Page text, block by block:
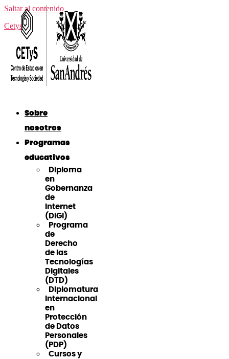
Saltar al contenido
Cetys
Sobre
nosotros
Programas
educativos
Diploma
en
Gobernanza
de
Internet
(DiGI)
Programa
de
Derecho
de las
Tecnologías
Digitales
(DTD)
Diplomatura
Internacional
en
Protección
de Datos
Personales
(PDP)
Cursos y